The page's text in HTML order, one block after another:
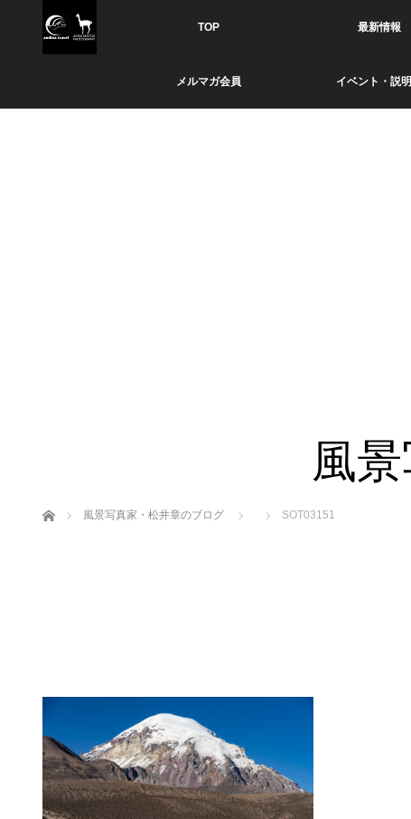
TOP 最新情報
メルマガ会員 イベント・説
風
ホーム 風景写真家・松井章のブログ SOT03151